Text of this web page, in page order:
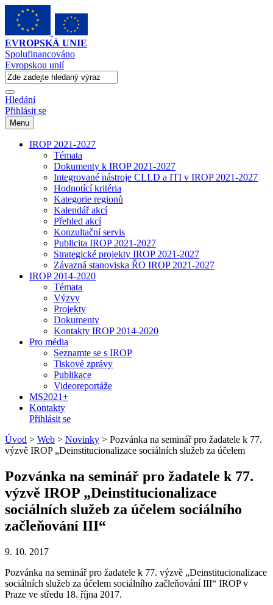
EVROPSKÁ UNIE
Spolufinancováno
Evropskou unií
Hledání
Přihlásit se
Menu
IROP 2021-2027
Témata
Dokumenty k IROP 2021-2027
Integrované nástroje CLLD a ITI v IROP 2021-2027
Hodnotící kritéria
Kategorie regionů
Kalendář akcí
Přehled akcí
Konzultační servis
Publicita IROP 2021-2027
Strategické projekty IROP 2021-2027
Závazná stanoviska ŘO IROP 2021-2027
IROP 2014-2020
Témata
Výzvy
Projekty
Dokumenty
Kontakty IROP 2014-2020
Pro média
Seznamte se s IROP
Tiskové zprávy
Publikace
Videoreportáže
MS2021+
Kontakty
Přihlásit se
Úvod > Web > Novinky > Pozvánka na seminář pro žadatele k 77.
výzvě IROP „Deinstitucionalizace sociálních služeb za účelem
Pozvánka na seminář pro žadatele k 77.
výzvě IROP „Deinstitucionalizace
sociálních služeb za účelem sociálního
začleňování III“
9. 10. 2017
Pozvánka na seminář pro žadatele k 77. výzvě „Deinstitucionalizace
sociálních služeb za účelem sociálního začleňování III“ IROP v
Praze ve středu 18. října 2017.